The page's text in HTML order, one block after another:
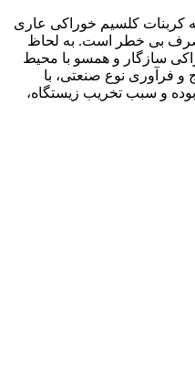
کربنات کلسیم خوراکی عاری
مصرف بی خطر است. به لحاظ
سازگار و همسو با محیط
فرآوری نوع صنعتی، با
و سبب تخریب زیستگاه،